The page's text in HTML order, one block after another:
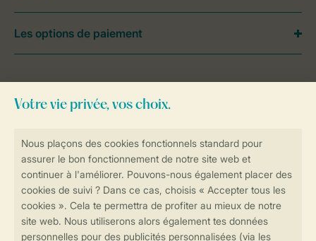
Réservations en ligne rapides et sécurisées
contactez notreContact Center.
Les options de paiement